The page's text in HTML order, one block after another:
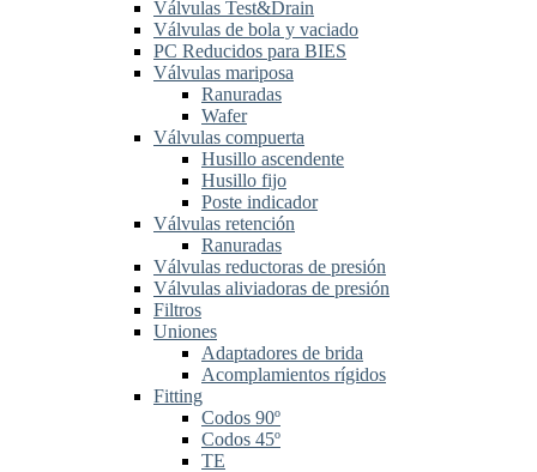
Válvulas Test&Drain
Válvulas de bola y vaciado
PC Reducidos para BIES
Válvulas mariposa
Ranuradas
Wafer
Válvulas compuerta
Husillo ascendente
Husillo fijo
Poste indicador
Válvulas retención
Ranuradas
Válvulas reductoras de presión
Válvulas aliviadoras de presión
Filtros
Uniones
Adaptadores de brida
Acomplamientos rígidos
Fitting
Codos 90º
Codos 45º
TE